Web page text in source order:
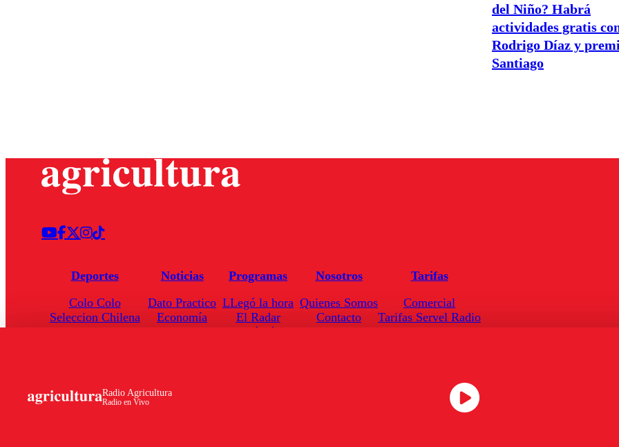
del Niño? Habrá
actividades gratis
Rodrigo Díaz y
Santiago
Radio Agricultura
Radio en Vivo
Deportes
Colo Colo
Seleccion Chilena
Noticias
Dato Practico
Economía
Programas
LLegó la hora
El Radar
Enfoqué Público
Nosotros
Quienes Somos
Contacto
Tarifas
Comercial
Tarifas Servel Radio